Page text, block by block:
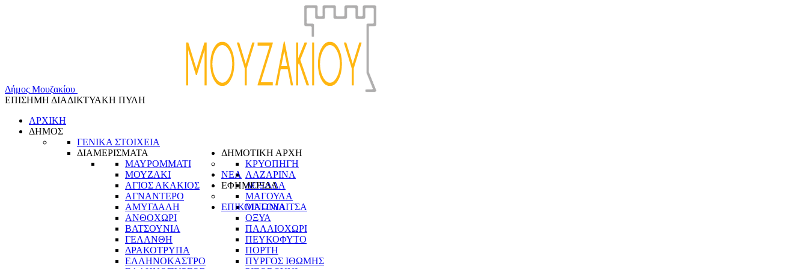
Δήμος Μουζακίου
ΕΠΙΣΗΜΗ ΔΙΑΔΙΚΤΥΑΚΗ ΠΥΛΗ
ΑΡΧΙΚΗ
ΔΗΜΟΣ
ΓΕΝΙΚΑ ΣΤΟΙΧΕΙΑ
ΔΙΑΜΕΡΙΣΜΑΤΑ
ΜΑΥΡΟΜΜΑΤΙ
ΜΟΥΖΑΚΙ
ΑΓΙΟΣ ΑΚΑΚΙΟΣ
ΑΓΝΑΝΤΕΡΟ
ΑΜΥΓΔΑΛΗ
ΑΝΘΟΧΩΡΙ
ΒΑΤΣΟΥΝΙΑ
ΓΕΛΑΝΘΗ
ΔΡΑΚΟΤΡΥΠΑ
ΕΛΛΗΝΟΚΑΣΤΡΟ
ΚΡΥΟΠΗΓΗ
ΛΑΖΑΡΙΝΑ
ΛΟΞΑΔΑ
ΜΑΓΟΥΛΑ
ΜΑΓΟΥΛΙΤΣΑ
ΟΞΥΑ
ΠΑΛΑΙΟΧΩΡΙ
ΠΕΥΚΟΦΥΤΟ
ΠΟΡΤΗ
ΠΥΡΓΟΣ ΙΘΩΜΗΣ
ΔΗΜΟΤΙΚΗ ΑΡΧΗ
ΝΕΑ
ΕΦΗΜΕΡΙΔΑ
ΕΠΙΚΟΙΝΩΝΙΑ